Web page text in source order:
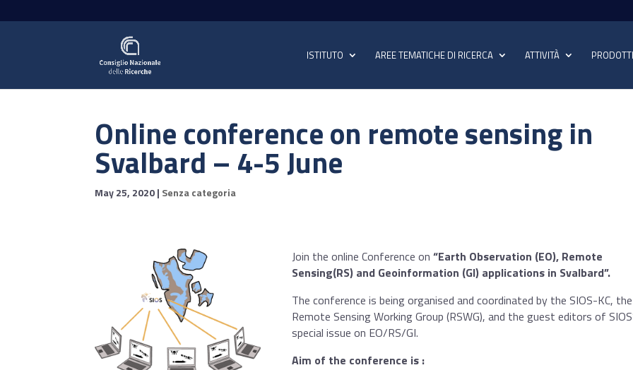
ISTITUTO AREE TEMATICHE DI RICERCA ATTIVITÀ PRODOTTI
Online conference on remote sensing in
Svalbard – 4-5 June
May 25, 2020| Senza categoria
Join the online Conference on “Earth Observation (EO), Remote
Sensing(RS) and Geoinformation (GI) applications in Svalbard”.
The conference is being organised and coordinated by the SIOS-KC, the
Remote Sensing Working Group (RSWG), and the guest editors of
special issue on EO/RS/GI.
Aim of the conference is :